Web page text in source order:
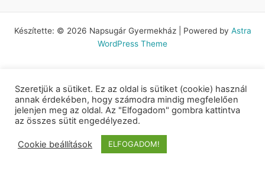
Készítette: © 2026 Napsugár Gyermekház | Powered by Astra
WordPress Theme
Szeretjük a sütiket. Ez az oldal is sütiket (cookie) használ
annak érdekében, hogy számodra mindig megfelelően
jelenjen meg az oldal. Az "Elfogadom" gombra kattintva
az összes sütit engedélyezed.
Cookie beállítások ELFOGADOM!